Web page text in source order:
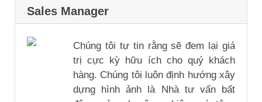
Sales Manager
Chúng tôi tự tin rằng sẽ đem lại giá
trị cực kỳ hữu ích cho quý khách
hàng. Chúng tôi luôn định hướng xây
dựng hình ảnh là Nhà tư vấn bất